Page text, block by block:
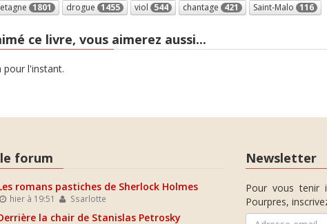
1801 drogue 1455 viol 544 chantage 421 Saint-Malo 116
ce livre, vous aimerez aussi...
pour l'instant.
forum
romans pastiches de Sherlock Holmes
hier à 19:51 Ssarlotte
la chair de Stanislas Petrosky
Newsletter
Pour vous tenir
Pourpres,